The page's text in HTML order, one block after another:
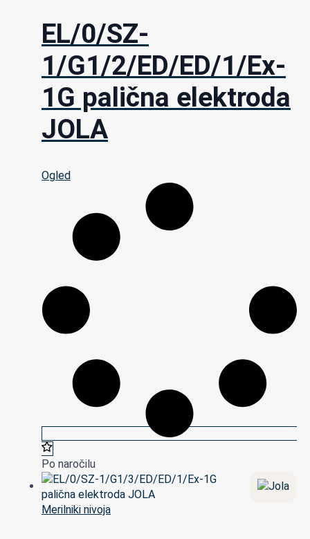
EL/0/SZ-
1/G1/2/ED/ED/1/Ex-
1G palična elektroda
JOLA
Ogled
Po naročilu
Merilniki nivoja